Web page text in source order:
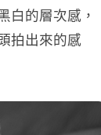
白的層次感，
拍出來的感